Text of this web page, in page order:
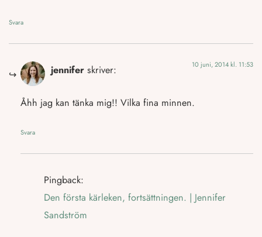
Svara
jennifer skriver: 10 juni, 2014 kl. 11:53
Åhh jag kan tänka mig!! Vilka fina minnen.
Svara
Pingback:
Den första kärleken, fortsättningen. | Jennifer
Sandström